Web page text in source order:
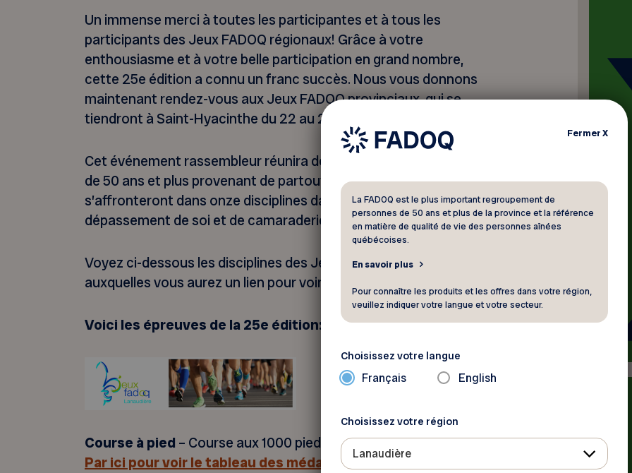
Un immense merci à toutes les participantes et à tous les
participants des Jeux FADOQ régionaux! Grâce à votre
enthousiasme et à votre belle participation en grand nombre,
cette 25e édition a connu un franc succès. Nous vous donnons
maintenant rendez-vous aux Jeux FADOQ provinciaux, qui se
tiendront à Saint-Hyacinthe du 22 au 24 septembre 2026.
Cet événement rassembleur réunira des milliers de compétiteurs
de 50 ans et plus provenant de partout au Québec, qui
s’affronteront dans onze disciplines dans un esprit de plaisir, de
dépassement de soi et de camaraderie.
Voyez ci-dessous les disciplines des Jeux régionaux FADOQ
auxquelles vous aurez un lien pour voir les tableaux des médaillés.
Voici les épreuves de la 25e édition:
Course à pied – Course aux 1000 pieds de la Ville de Joliette
Par ici pour voir le tableau des médaillés.
FermerX
La FADOQ est le plus important regroupement de
personnes de 50 ans et plus de la province et la référence
en matière de qualité de vie des personnes aînées
québécoises.
En savoir plus
Pour connaître les produits et les offres dans votre région,
veuillez indiquer votre langue et votre secteur.
Choisissez votre langue
Français English
Choisissez votre région
Lanaudière